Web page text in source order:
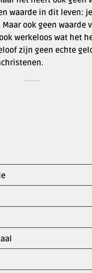
waarde in dit leven:
ook geen waarde
werkeloos wat het
zijn geen echte